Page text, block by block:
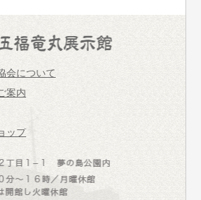
会について
案内
ップ